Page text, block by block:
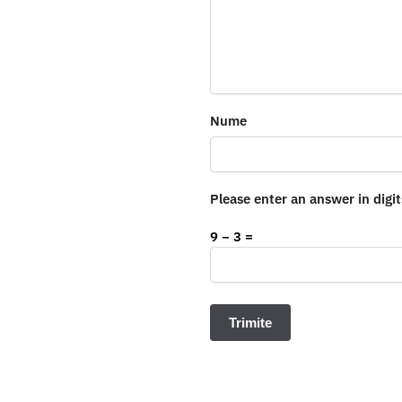
Nume
Please enter an answer in
9 − 3 =